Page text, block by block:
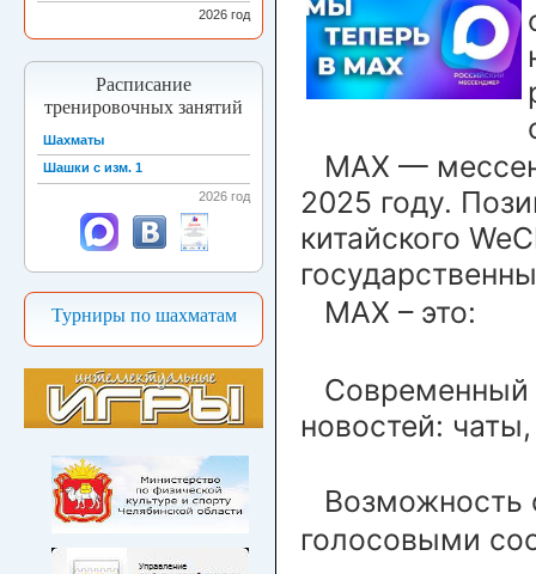
2026 год
Расписание
тренировочных занятий
Шахматы
Шашки с изм. 1
2026 год
Турниры по шахматам
MАХ —
2025 году.
китайского
MAX – это:
Современный
новостей:
Возможность
голосовыми